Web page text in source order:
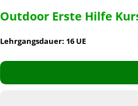
Outdoor Erste Hilfe
Lehrgangsdauer: 16 UE